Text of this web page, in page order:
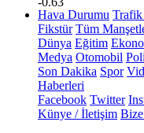
Hava Durumu
Fikstür Tüm
Dünya Eğitim
Medya Otomobil
Son Dakika Spor
Haberleri
Facebook Twitter
Künye / İletişim Bize